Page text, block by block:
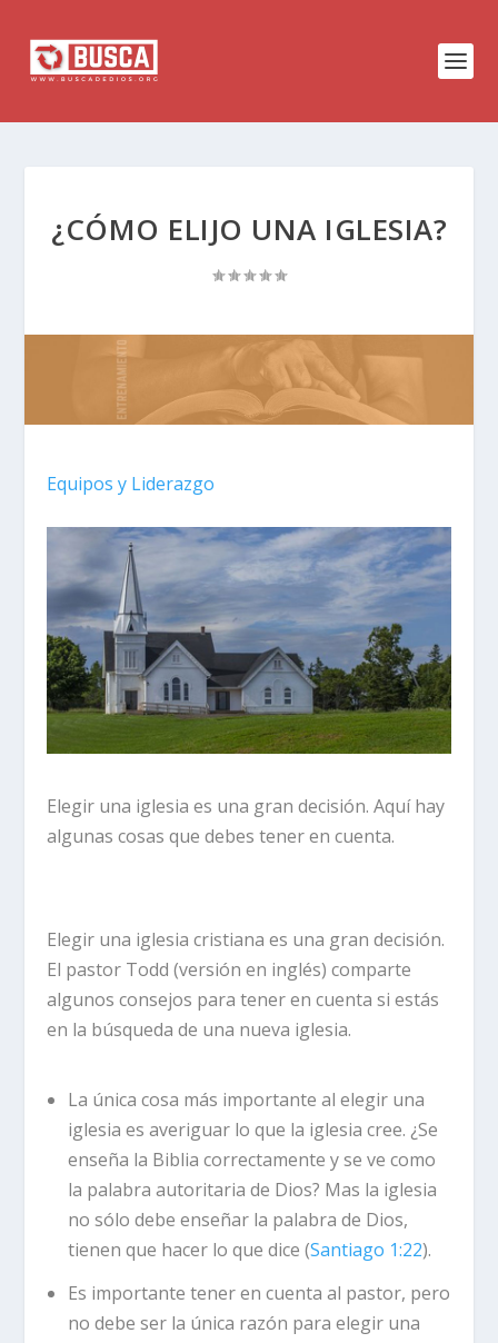
¿CÓMO ELIJO UNA IGLESIA?
Equipos y Liderazgo
Elegir una iglesia es una gran decisión. Aquí hay
algunas cosas que debes tener en cuenta.
Elegir una iglesia cristiana es una gran decisión.
El pastor Todd (versión en inglés) comparte
algunos consejos para tener en cuenta si estás
en la búsqueda de una nueva iglesia.
La única cosa más importante al elegir una
iglesia es averiguar lo que la iglesia cree. ¿Se
enseña la Biblia correctamente y se ve como
la palabra autoritaria de Dios? Mas la iglesia
no sólo debe enseñar la palabra de Dios,
tienen que hacer lo que dice (Santiago 1:22).
Es importante tener en cuenta al pastor, pero
no debe ser la única razón para elegir una